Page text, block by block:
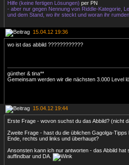
Hilfe (keine fertigen Lösungen) per PN
- aber nur gegen Nennung von Riddle-Kategorie,
und dem Stand, wo ihr steckt und woran ihr
15.04.12 19:36
wo ist das abbild ????????????
günther & tina**
Gemeinsam werden wir die nächsten 3.000 Level
15.04.12 19:44
Erste Frage - wovon suchst du das Abbild? (nicht
Zweite Frage - hast du die üblichen Gagolga-
Ende, rechts und links und überhaupt?
Ansonsten kann ich nur antworten - das Abbild
auffindbar und DA.